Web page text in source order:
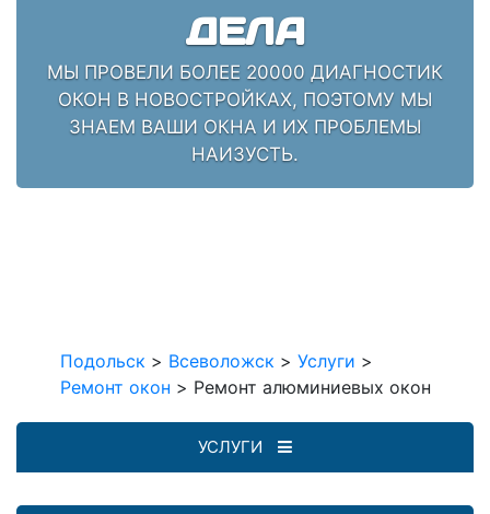
ДЕЛА
МЫ ПРОВЕЛИ БОЛЕЕ 20000 ДИАГНОСТИК
ОКОН В НОВОСТРОЙКАХ, ПОЭТОМУ МЫ
ЗНАЕМ ВАШИ ОКНА И ИХ ПРОБЛЕМЫ
НАИЗУСТЬ.
Подольск > Всеволожск > Услуги >
Ремонт окон > Ремонт алюминиевых окон
УСЛУГИ